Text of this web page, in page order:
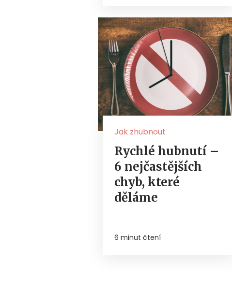
Jak zhubnout
Rychlé hubnutí –
6 nejčastějších
chyb, které
děláme
6 minut čtení